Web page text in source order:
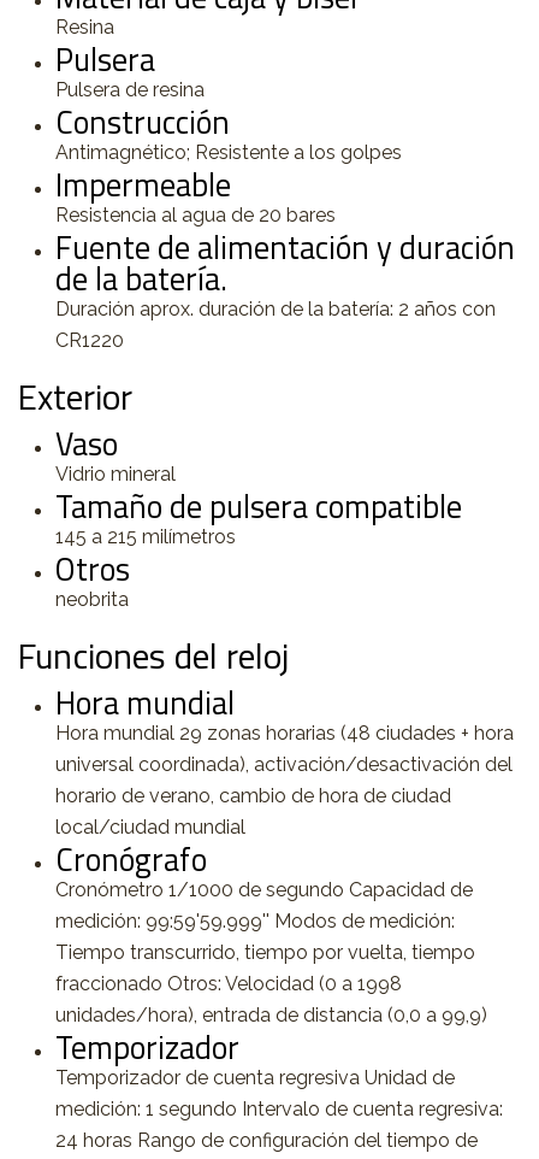
Resina
Pulsera
Pulsera de resina
Construcción
Antimagnético; Resistente a los golpes
Impermeable
Resistencia al agua de 20 bares
Fuente de alimentación y duración
de la batería.
Duración aprox. duración de la batería: 2 años con
CR1220
Exterior
Vaso
Vidrio mineral
Tamaño de pulsera compatible
145 a 215 milímetros
Otros
neobrita
Funciones del reloj
Hora mundial
Hora mundial 29 zonas horarias (48 ciudades + hora
universal coordinada), activación/desactivación del
horario de verano, cambio de hora de ciudad
local/ciudad mundial
Cronógrafo
Cronómetro 1/1000 de segundo Capacidad de
medición: 99:59'59.999'' Modos de medición:
Tiempo transcurrido, tiempo por vuelta, tiempo
fraccionado Otros: Velocidad (0 a 1998
unidades/hora), entrada de distancia (0,0 a 99,9)
Temporizador
Temporizador de cuenta regresiva Unidad de
medición: 1 segundo Intervalo de cuenta regresiva:
24 horas Rango de configuración del tiempo de